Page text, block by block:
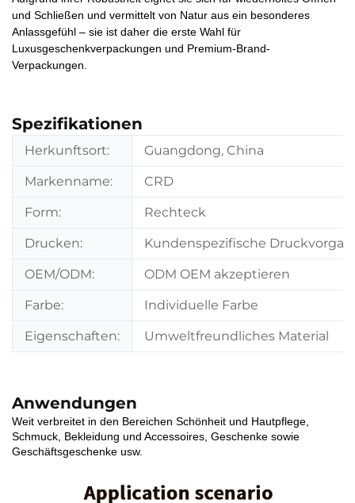
und Schließen und vermittelt von Natur aus ein besonderes
Anlassgefühl – sie ist daher die erste Wahl für
Luxusgeschenkverpackungen und Premium-Brand-
Verpackungen.
Spezifikationen
Herkunftsort: Guangdong, China
Markenname: CRD
Form: Rechteck
Drucken: Kundenspezifische
OEM/ODM: ODM OEM akzeptieren
Farbe: Individuelle Farbe
Eigenschaften: Umweltfreundliches Material
Anwendungen
Weit verbreitet in den Bereichen Schönheit und Hautpflege,
Schmuck, Bekleidung und Accessoires, Geschenke sowie
Geschäftsgeschenke usw.